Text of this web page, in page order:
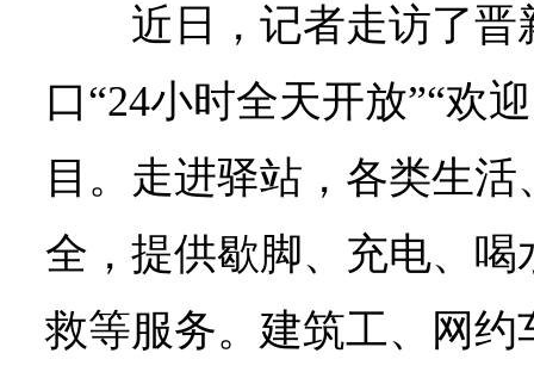
近日，记者走访了
口“24小时全天开放”“欢
目。走进驿站，各类生
全，提供歇脚、充电、
救等服务。建筑工、网